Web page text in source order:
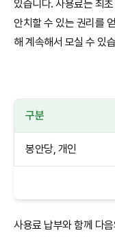
있습니다. 사용료는 최
안치할 수 있는 권리를
해 계속해서 모실 수 있
구분
봉안당, 개인
사용료 납부와 함께 다